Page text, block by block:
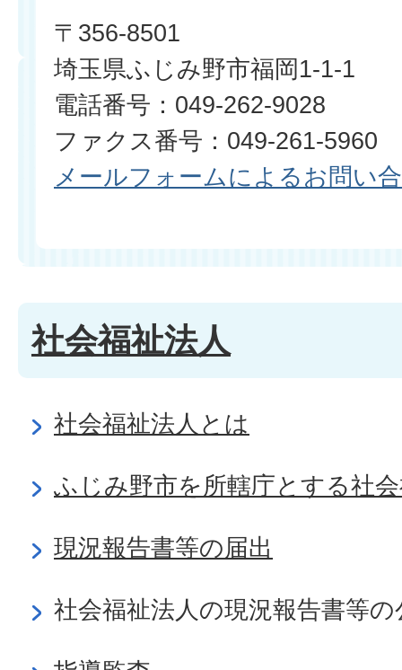
〒356-8501
埼玉県ふじみ野市福岡1-1-1
電話番号：049-262-9028
ファクス番号：049-261-5960
メールフォームによるお問い
社会福祉法人
社会福祉法人とは
ふじみ野市を所轄庁とする社
現況報告書等の届出
社会福祉法人の現況報告書等の